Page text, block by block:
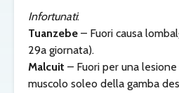
Infortunati:
Tuanzebe – Fuori causa
29a giornata).
Malcuit – Fuori per una
muscolo soleo della gamba